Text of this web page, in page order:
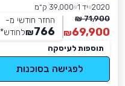
2020 יד 1
39,000 ק״מ
71,900 ₪
69,900
₪
החזר חודשי מ-
766
₪לחודש*
תוספות לעיסקה
לפגישה בסוכנות